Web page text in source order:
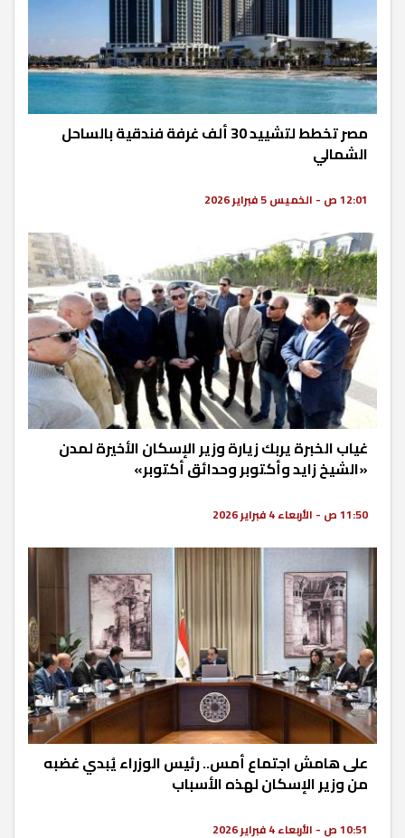
مصر تخطط لتشييد 30 ألف غرفة فندقية بالساحل
الشمالي
12:01 ص - الخميس 5 فبراير 2026
غياب الخبرة يربك زيارة وزير الإسكان الأخيرة لمدن
«الشيخ زايد وأكتوبر وحدائق أكتوبر»
11:50 ص - الأربعاء 4 فبراير 2026
على هامش اجتماع أمس.. رئيس الوزراء يُبدي غضبه
من وزير الإسكان لهذه الأسباب
10:51 ص - الأربعاء 4 فبراير 2026